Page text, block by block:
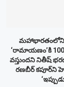
మహాభారతంలోని
‘రామాయణం’కి
వస్తుందని నితీష్
రణబీర్ కపూర్‌ని